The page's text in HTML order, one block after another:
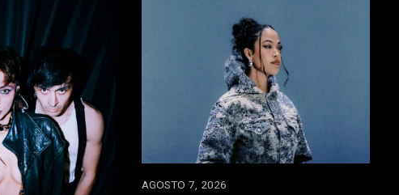
AGOSTO 7, 2026